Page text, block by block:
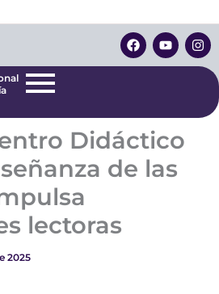
F
a
c
o
Y
o
u
e
I
n
s
r
Didáctico
de las
lectoras
2025